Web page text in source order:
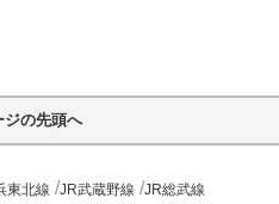
ジの先頭へ
東北線 JR武蔵野線 JR総武線